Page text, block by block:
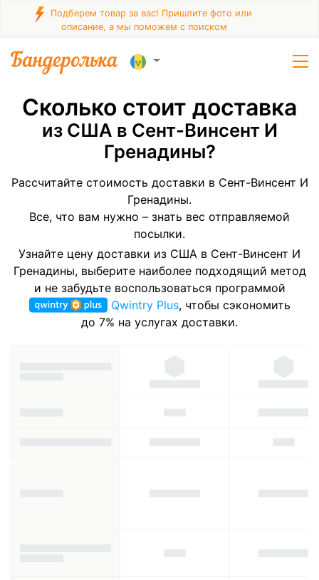
Подберем товар за вас! Пришлите фото или
описание, а мы поможем с поиском
Сколько стоит доставка
из США в Сент-Винсент И
Гренадины?
Рассчитайте стоимость доставки в Сент-Винсент И
Гренадины.
Все, что вам нужно – знать вес отправляемой
посылки.
Узнайте цену доставки из США в Сент-Винсент И
Гренадины, выберите наиболее подходящий метод
и не забудьте воспользоваться программой
Qwintry Plus, чтобы сэкономить
до 7% на услугах доставки.